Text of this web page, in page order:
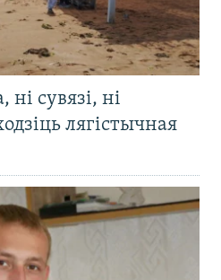
ні сувязі, ні
лягістычная